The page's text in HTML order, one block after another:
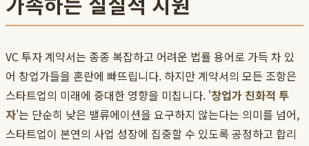
VC 투자 계약서는 종종 복잡하고 어려운 법률 용어로 가득 차 있
어 창업가들을 혼란에 빠뜨립니다. 하지만 계약서의 모든 조항은
스타트업의 미래에 중대한 영향을 미칩니다. '창업가 친화적 투
자'는 단순히 낮은 밸류에이션을 요구하지 않는다는 의미를 넘어,
스타트업이 본연의 사업 성장에 집중할 수 있도록 공정하고 합리